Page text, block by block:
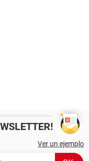
Ver un ejemplo